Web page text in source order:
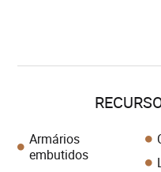
Armários
embutidos